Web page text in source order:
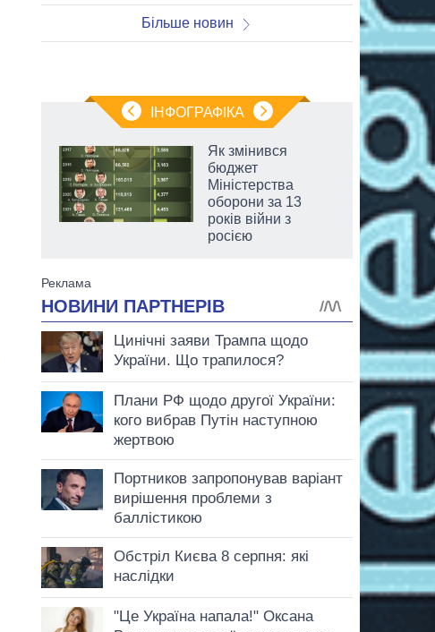
Більше новин
ІНФОГРАФІКА
Як змінився
бюджет
Міністерства
оборони за 13
років війни з
росією